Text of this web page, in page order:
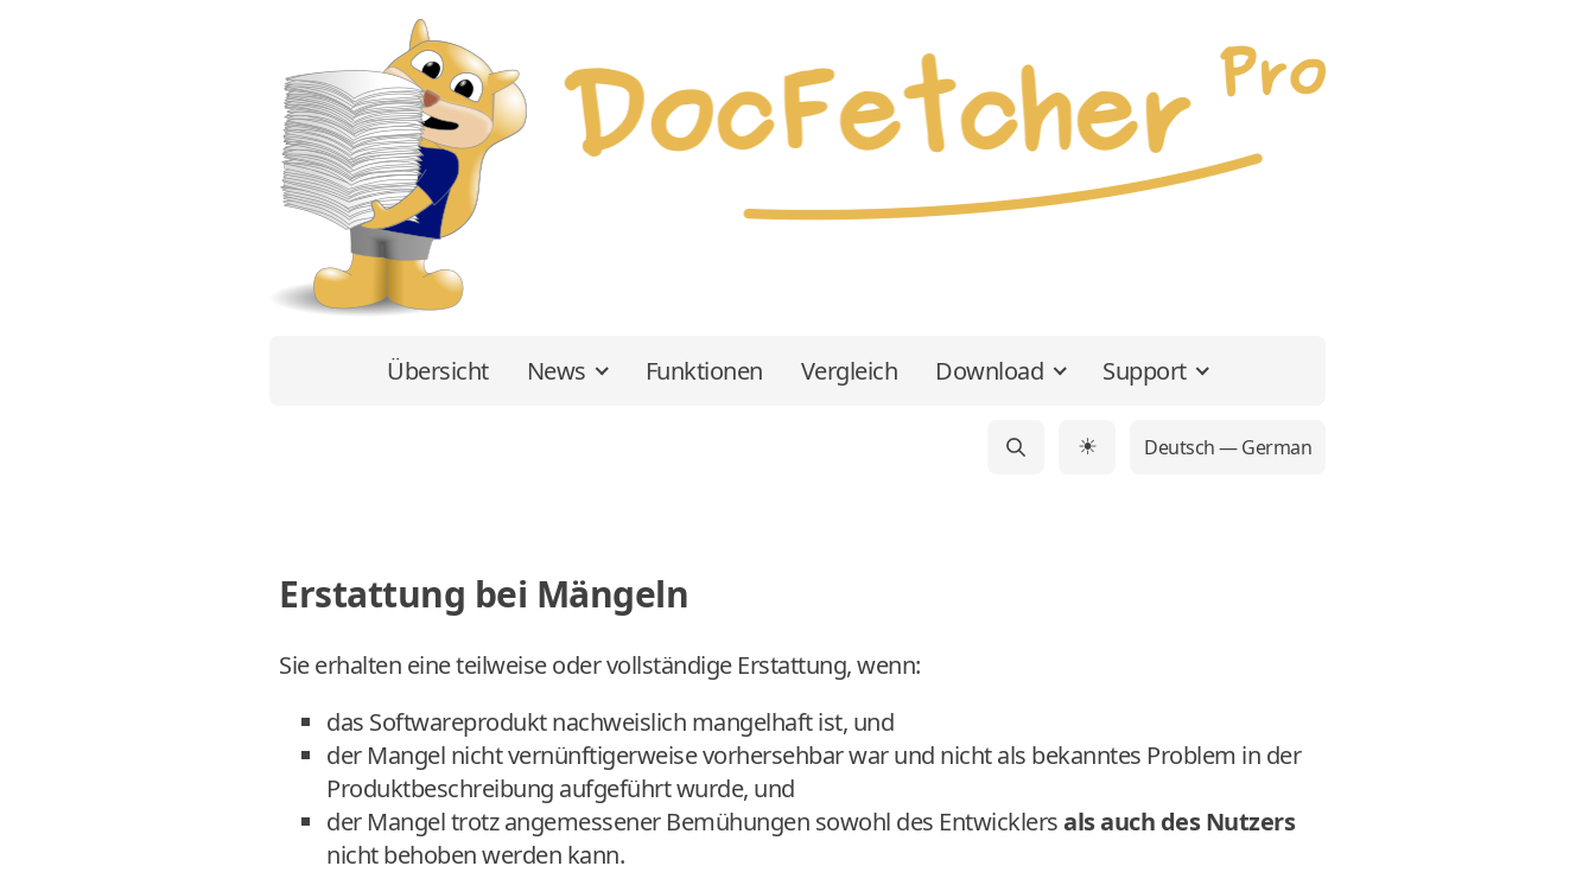
Übersicht News Funktionen Vergleich Download Support
☀ Deutsch — German
Erstattung bei Mängeln
Sie erhalten eine teilweise oder vollständige Erstattung, wenn:
das Softwareprodukt nachweislich mangelhaft ist, und
der Mangel nicht vernünftigerweise vorhersehbar war und nicht als bekanntes Problem in der
Produktbeschreibung aufgeführt wurde, und
der Mangel trotz angemessener Bemühungen sowohl des Entwicklersals auch des Nutzers
nicht behoben werden kann.